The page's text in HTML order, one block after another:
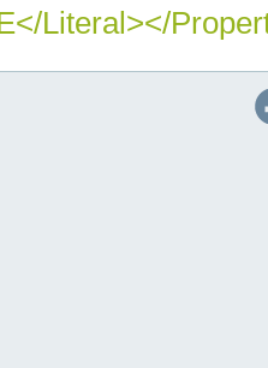
Literal></